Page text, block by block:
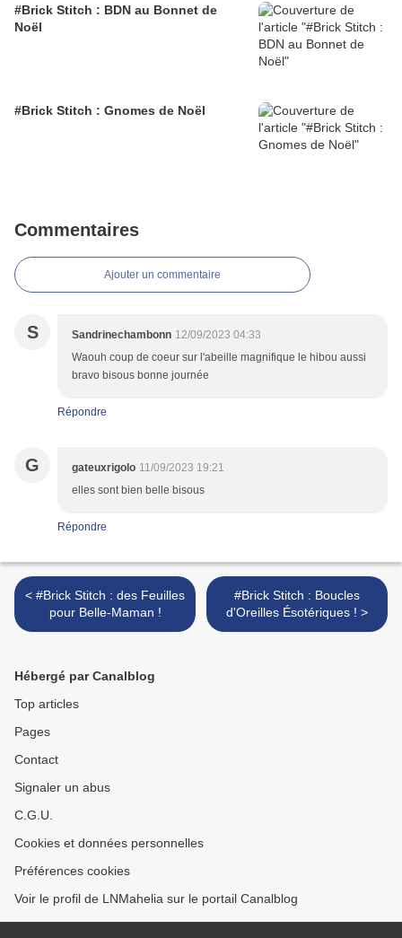
#Brick Stitch : BDN au Bonnet de
Noël
#Brick Stitch : Gnomes de Noël
Commentaires
Ajouter un commentaire
S Sandrinechambonn 12/09/2023 04:33
Waouh coup de coeur sur l'abeille magnifique le hibou aussi
bravo bisous bonne journée
Répondre
G gateuxrigolo 11/09/2023 19:21
elles sont bien belle bisous
Répondre
< #Brick Stitch : des Feuilles
pour Belle-Maman !
#Brick Stitch : Boucles
d'Oreilles Ésotériques ! >
Hébergé par Canalblog
Top articles
Pages
Contact
Signaler un abus
C.G.U.
Cookies et données personnelles
Préférences cookies
Voir le profil de LNMahelia sur le portail Canalblog